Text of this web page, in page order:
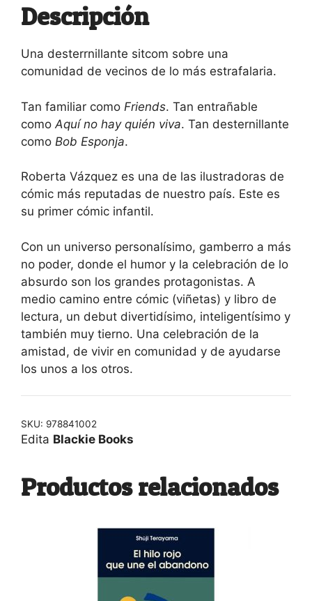
Descripción
Una desterrnillante sitcom sobre una
comunidad de vecinos de lo más estrafalaria.
Tan familiar como Friends. Tan entrañable
como Aquí no hay quién viva. Tan desternillante
como Bob Esponja.
Roberta Vázquez es una de las ilustradoras de
cómic más reputadas de nuestro país. Este es
su primer cómic infantil.
Con un universo personalísimo, gamberro a más
no poder, donde el humor y la celebración de lo
absurdo son los grandes protagonistas. A
medio camino entre cómic (viñetas) y libro de
lectura, un debut divertidísimo, inteligentísimo y
también muy tierno. Una celebración de la
amistad, de vivir en comunidad y de ayudarse
los unos a los otros.
SKU: 978841002
Edita Blackie Books
Productos relacionados